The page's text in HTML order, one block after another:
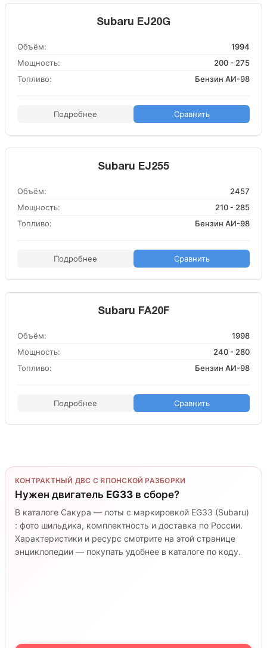
Subaru EJ20G
Объём:
1994
Мощность:
200 - 275
Топливо:
Бензин АИ-98
Подробнее Сравнить
Subaru EJ255
Объём:
2457
Мощность:
210 - 285
Топливо:
Бензин АИ-98
Подробнее Сравнить
Subaru FA20F
Объём:
1998
Мощность:
240 - 280
Топливо:
Бензин АИ-98
Подробнее Сравнить
КОНТРАКТНЫЙ ДВС С ЯПОНСКОЙ РАЗБОРКИ
Нужен двигатель EG33 в сборе?
В каталоге Сакура — лоты с маркировкой EG33 (Subaru)
: фото шильдика, комплектность и доставка по России.
Характеристики и ресурс смотрите на этой странице
энциклопедии — покупать удобнее в каталоге по коду.